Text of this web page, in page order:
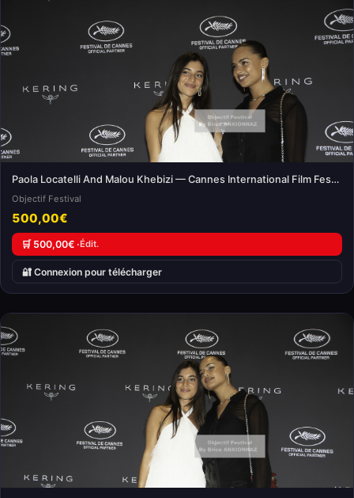
Paola Locatelli And Malou Khebizi — Cannes International Film Festival
Objectif Festival
500,00€
🛒 500,00€ ·Édit.
🔐 Connexion pour télécharger